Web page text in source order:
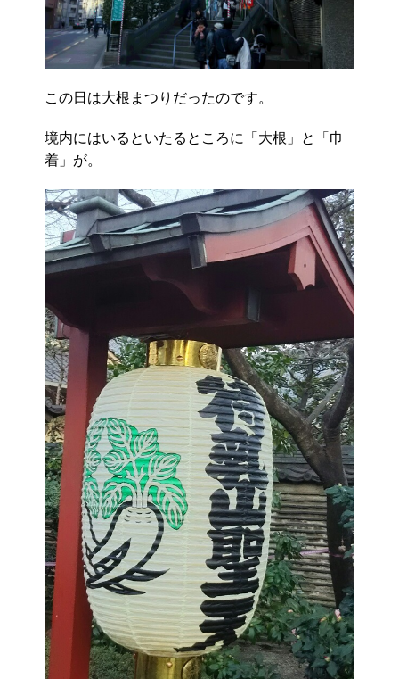
この日は大根まつりだったのです。
境内にはいるといたるところに「大根」と「巾
着」が。